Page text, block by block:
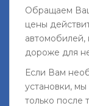
Обращаем
цены
автомобилей,
дороже для
Если Вам
установки,
только после